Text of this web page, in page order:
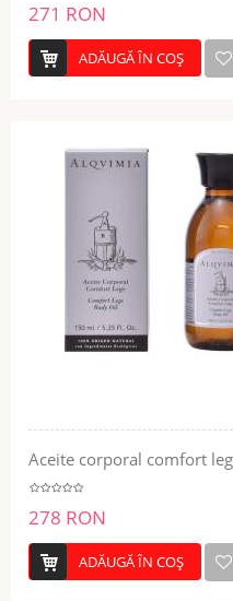
271 RON
ADĂUGĂ ÎN COŞ
Aceite corporal comfort
278 RON
ADĂUGĂ ÎN COŞ